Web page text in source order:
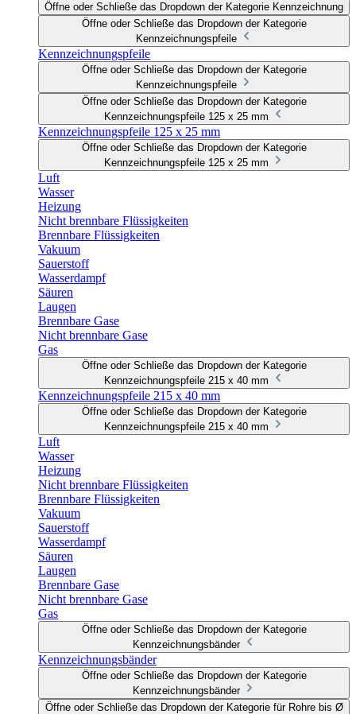
Öffne oder Schließe das Dropdown der Kategorie Kennzeichnung
Öffne oder Schließe das Dropdown der Kategorie
Kennzeichnungspfeile
Kennzeichnungspfeile
Öffne oder Schließe das Dropdown der Kategorie
Kennzeichnungspfeile
Öffne oder Schließe das Dropdown der Kategorie
Kennzeichnungspfeile 125 x 25 mm
Kennzeichnungspfeile 125 x 25 mm
Öffne oder Schließe das Dropdown der Kategorie
Kennzeichnungspfeile 125 x 25 mm
Luft
Wasser
Heizung
Nicht brennbare Flüssigkeiten
Brennbare Flüssigkeiten
Vakuum
Sauerstoff
Wasserdampf
Säuren
Laugen
Brennbare Gase
Nicht brennbare Gase
Gas
Öffne oder Schließe das Dropdown der Kategorie
Kennzeichnungspfeile 215 x 40 mm
Kennzeichnungspfeile 215 x 40 mm
Öffne oder Schließe das Dropdown der Kategorie
Kennzeichnungspfeile 215 x 40 mm
Luft
Wasser
Heizung
Nicht brennbare Flüssigkeiten
Brennbare Flüssigkeiten
Vakuum
Sauerstoff
Wasserdampf
Säuren
Laugen
Brennbare Gase
Nicht brennbare Gase
Gas
Öffne oder Schließe das Dropdown der Kategorie
Kennzeichnungsbänder
Kennzeichnungsbänder
Öffne oder Schließe das Dropdown der Kategorie
Kennzeichnungsbänder
Öffne oder Schließe das Dropdown der Kategorie für Rohre bis Ø